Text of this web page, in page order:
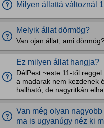
Milyen állattá változnál
Melyik állat dörmög?
Van ojan állat, ami
Ez milyen állat hangja?
DélPest ~este 11-től
a madarak nem kezdenek
hallható, de nagyritkán
Van még olyan
ma is ugyanúgy néz ki